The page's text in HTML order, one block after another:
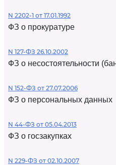
N 2202-1 от 17.01.1992
ФЗ о прокуратуре
N 127-ФЗ 26.10.2002
ФЗ о несостоятельности
N 152-ФЗ от 27.07.2006
ФЗ о персональных данных
N 44-ФЗ от 05.04.2013
ФЗ о госзакупках
N 229-ФЗ от 02.10.2007